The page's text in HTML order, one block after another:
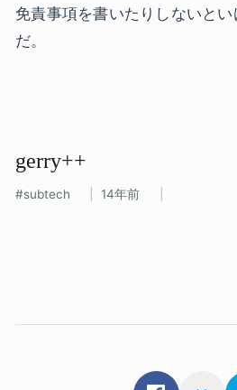
免責事項を書いたりしないと
だ。
gerry++
subtech 14年前